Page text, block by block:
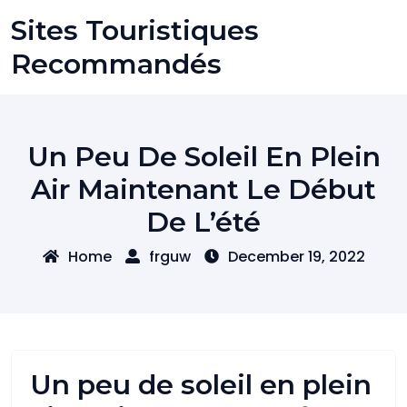
to
content
Sites Touristiques
Recommandés
Un Peu De Soleil En Plein
Air Maintenant Le Début
De L’été
Home frguw December 19, 2022
Un peu de soleil en plein